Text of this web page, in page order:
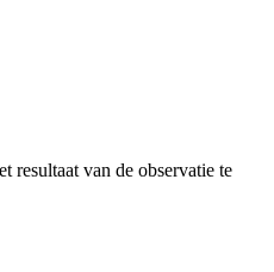
resultaat van de observatie te